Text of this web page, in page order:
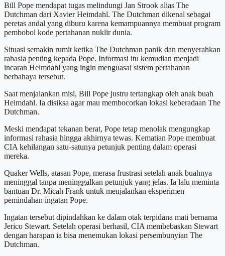
Bill Pope mendapat tugas melindungi Jan Strook alias The
Dutchman dari Xavier Heimdahl. The Dutchman dikenal sebagai
peretas andal yang diburu karena kemampuannya membuat program
pembobol kode pertahanan nuklir dunia.
Situasi semakin rumit ketika The Dutchman panik dan menyerahkan
rahasia penting kepada Pope. Informasi itu kemudian menjadi
incaran Heimdahl yang ingin menguasai sistem pertahanan
berbahaya tersebut.
Saat menjalankan misi, Bill Pope justru tertangkap oleh anak buah
Heimdahl. Ia disiksa agar mau membocorkan lokasi keberadaan The
Dutchman.
Meski mendapat tekanan berat, Pope tetap menolak mengungkap
informasi rahasia hingga akhirnya tewas. Kematian Pope membuat
CIA kehilangan satu-satunya petunjuk penting dalam operasi
mereka.
Quaker Wells, atasan Pope, merasa frustrasi setelah anak buahnya
meninggal tanpa meninggalkan petunjuk yang jelas. Ia lalu meminta
bantuan Dr. Micah Frank untuk menjalankan eksperimen
pemindahan ingatan Pope.
Ingatan tersebut dipindahkan ke dalam otak terpidana mati bernama
Jerico Stewart. Setelah operasi berhasil, CIA membebaskan Stewart
dengan harapan ia bisa menemukan lokasi persembunyian The
Dutchman.